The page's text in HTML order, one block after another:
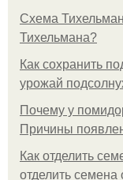
Схема
Тихельмана?
Как сохранить
урожай
Почему у
Причины
Как отделить
отделить семена